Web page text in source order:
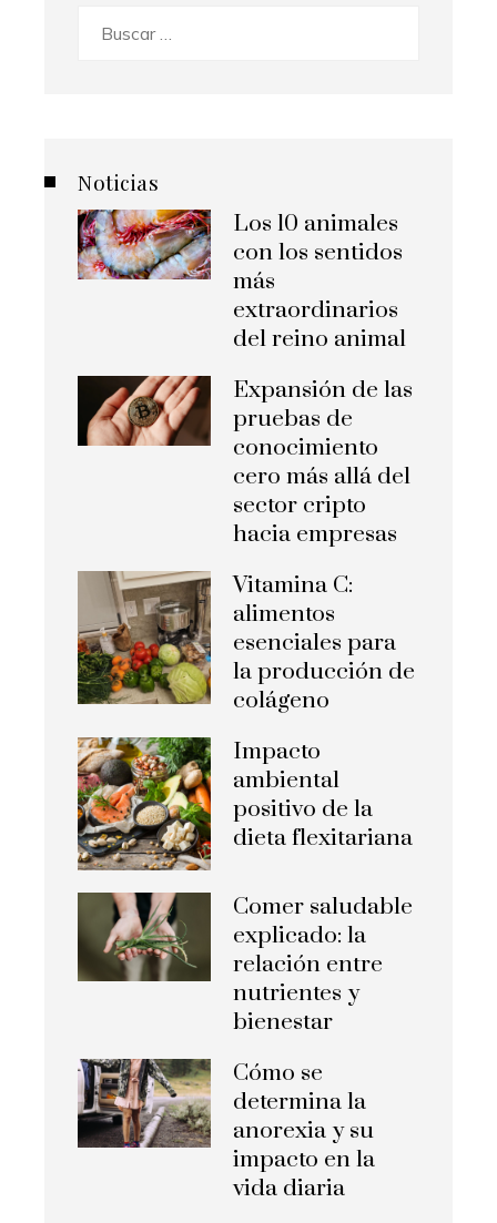
Noticias
Los 10 animales
con los sentidos
más
extraordinarios
del reino animal
Expansión de las
pruebas de
conocimiento
cero más allá del
sector cripto
hacia empresas
Vitamina C:
alimentos
esenciales para
la producción de
colágeno
Impacto
ambiental
positivo de la
dieta flexitariana
Comer saludable
explicado: la
relación entre
nutrientes y
bienestar
Cómo se
determina la
anorexia y su
impacto en la
vida diaria